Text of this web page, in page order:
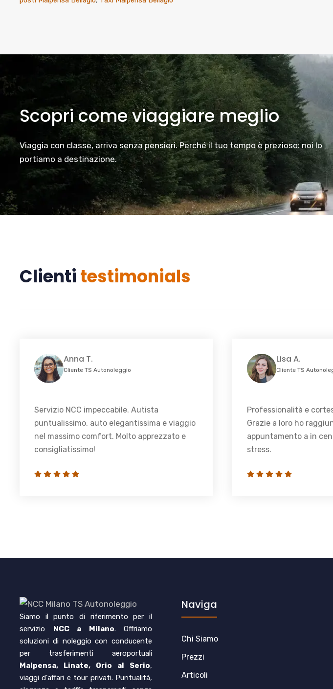
Scopri come viaggiare meglio
Viaggia con classe, arriva senza pensieri. Perché il tuo tempo è prezioso: noi lo
portiamo a destinazione.
Clienti testimonials
Anna T.
Cliente TS Autonoleggio
Servizio NCC impeccabile. Autista
puntualissimo, auto elegantissima e viaggio
nel massimo comfort. Molto apprezzato e
consigliatissimo!
Lisa A.
Cliente TS
Professionalità e
Grazie a loro ho
appuntamento a in
stress.
Siamo il punto di riferimento per il
servizio NCC a Milano. Offriamo
soluzioni di noleggio con conducente
per trasferimenti aeroportuali
Malpensa, Linate, Orio al Serio,
viaggi d'affari e tour privati. Puntualità,
Naviga
Chi Siamo
Prezzi
Articoli